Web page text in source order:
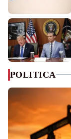
POLITICA